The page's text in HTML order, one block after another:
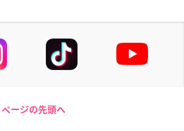
ページの先頭へ